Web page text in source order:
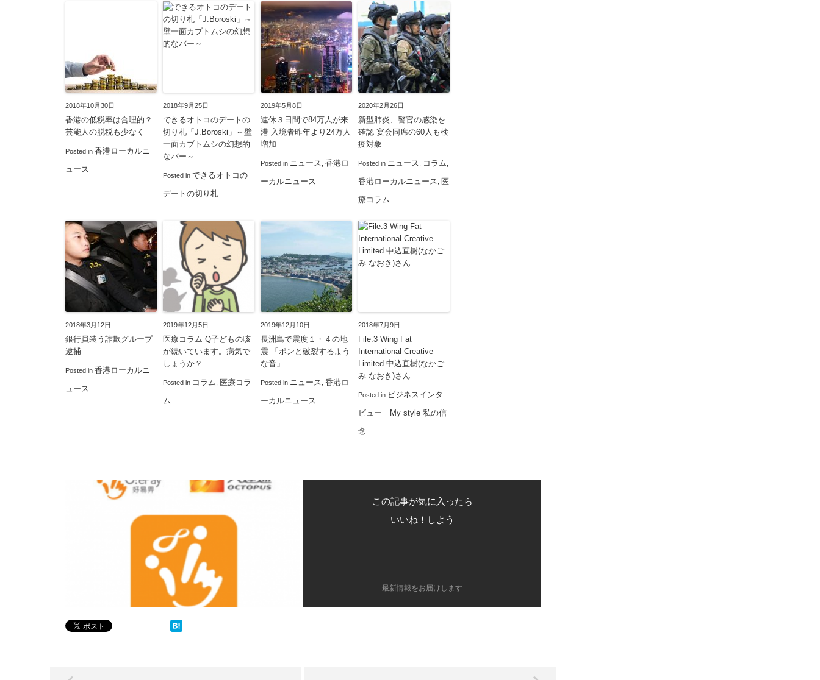
2018年10月30日
香港の低税率は合理的？
芸能人の脱税も少なく
Posted in 香港ローカルニ
ュース
2018年9月25日
できるオトコのデートの
切り札「J.Boroski」～壁
一面カブトムシの幻想的
なバー～
Posted in できるオトコの
デートの切り札
2019年5月8日
連休３日間で84万人が来
港 入境者昨年より24万人
増加
Posted in ニュース 香港ロ
ーカルニュース
2020年2月26日
新型肺炎、警官の感染を
確認 宴会同席の60人も検
疫対象
Posted in ニュース コラム
香港ローカルニュース 医
療コラム
2018年3月12日
銀行員装う詐欺グループ
逮捕
Posted in 香港ローカルニ
ュース
2019年12月5日
医療コラム Q子どもの咳
が続いています。病気で
しょうか？
Posted in コラム 医療コラ
ム
2019年12月10日
長洲島で震度１・４の地
震 「ポンと破裂するよう
な音」
Posted in ニュース 香港ロ
ーカルニュース
2018年7月9日
File.3 Wing Fat
International Creative
Limited 中込直樹(なかご
み なおき)さん
Posted in ビジネスインタ
ビュー My style 私の信
念
この記事が気に入ったら
いいね！しよう
最新情報をお届けします